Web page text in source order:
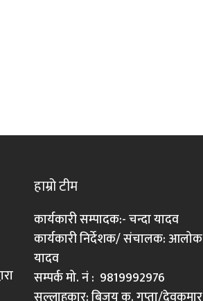
हाम्रो टीम
कार्यकारी सम्पादक:- चन्दा यादव
कार्यकारी निर्देशक/ संचालक: आलोक
यादव
सम्पर्क मो. नं : 9819992976